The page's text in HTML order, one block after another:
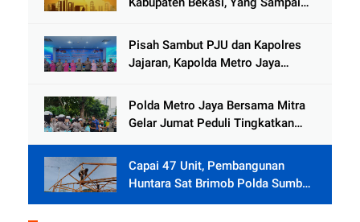
Pisah Sambut PJU dan Kapolres
Jajaran, Kapolda Metro Jaya
Diperkuat
Polda Metro Jaya Bersama Mitra
Gelar Jumat Peduli Tingkatkan
Capai 47 Unit, Pembangunan
Huntara Sat Brimob Polda Sumbar
Terus Berjalan di Pauh